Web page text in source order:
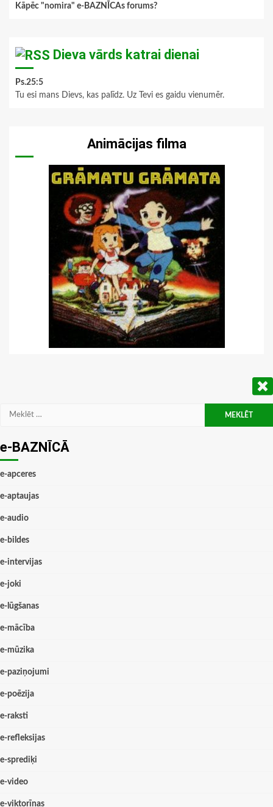
Kāpēc "nomira" e-BAZNĪCAs forums?
Dieva vārds katrai dienai
Ps.25:5
Tu esi mans Dievs, kas palīdz. Uz Tevi es gaidu vienumēr.
Animācijas filma
Meklēt:
e-BAZNĪCĀ
e-apceres
e-aptaujas
e-audio
e-bildes
e-intervijas
e-joki
e-lūgšanas
e-mācība
e-mūzika
e-paziņojumi
e-poēzija
e-raksti
e-refleksijas
e-sprediķi
e-video
e-viktorīnas